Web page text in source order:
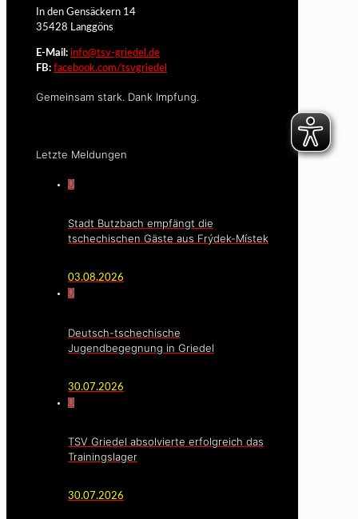
In den Gensäckern 14
35428 Langgöns
E-Mail: info@tsv-griedel.de
FB: facebook.com/tsvgriedel
Gemeinsam stark. Dank Impfung.
Letzte Meldungen
0
Stadt Butzbach empfängt die
tschechischen Gäste aus Frýdek-Místek
03.08.2026
0
Deutsch-tschechische
Jugendbegegnung in Griedel
30.07.2026
0
TSV Griedel absolvierte erfolgreich das
Trainingslager
30.07.2026